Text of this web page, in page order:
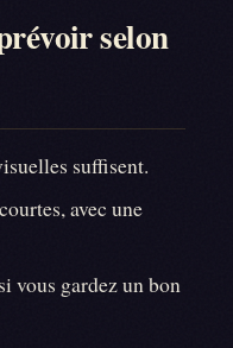
selon
suffisent.
avec une
vous gardez un bon